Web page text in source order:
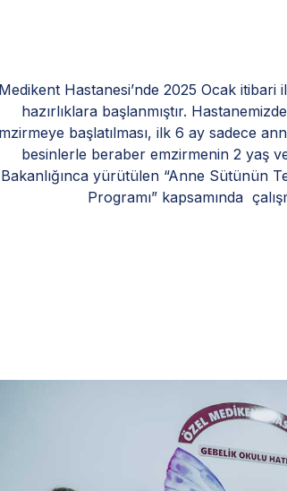
Medikent Hastanesi’nde 2025 Ocak itibari
hazırlıklara başlanmıştır.
başlatılması, ilk 6 ay sadece
besinlerle beraber emzirmenin 2 yaş
Bakanlığınca yürütülen “Anne Sütünün
Programı” kapsamında